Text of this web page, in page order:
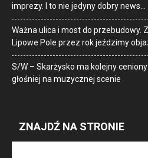
imprezy. I to nie jedyny dobry news…
Ważna ulica i most do przebudowy.
Lipowe Pole przez rok jeździmy
S/W – Skarżysko ma kolejny
głośniej na muzycznej scenie
ZNAJDŹ NA STRONIE